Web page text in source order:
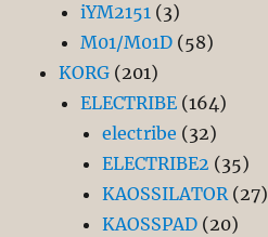
iYM2151 (3)
M01/M01D (58)
KORG (201)
ELECTRIBE (164)
electribe (32)
ELECTRIBE2 (35)
KAOSSILATOR(27)
KAOSSPAD (20)